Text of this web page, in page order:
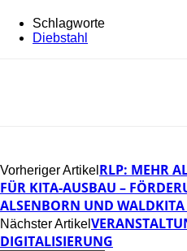
Schlagworte
Diebstahl
Vorheriger Artikel RLP: MEHR
FÜR KITA-AUSBAU –
ALSENBORN UND
Nächster Artikel
DIGITALISIERUNG